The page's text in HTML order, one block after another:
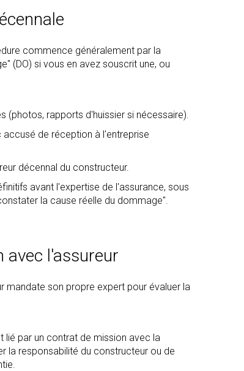
commence généralement par la
(DO) si vous en avez souscrit une, ou
(photos, rapports d'huissier si nécessaire).
de réception à l'entreprise
décennal du constructeur.
avant l'expertise de l'assurance, sous
la cause réelle du dommage".
avec l'assureur
mandate son propre expert pour évaluer la
lié par un contrat de mission avec la
la responsabilité du constructeur ou de